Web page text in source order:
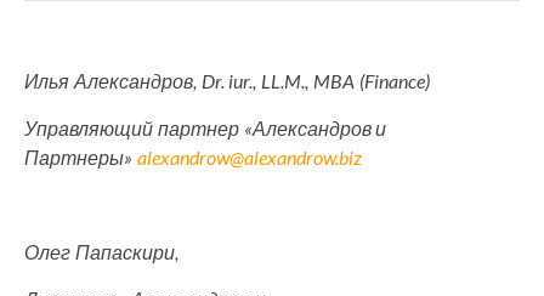
Илья Александров, Dr. iur., LL.M., MBA (Finance)
Управляющий партнер «Александров и
Партнеры» alexandrow@alexandrow.biz
Олег Папаскири,